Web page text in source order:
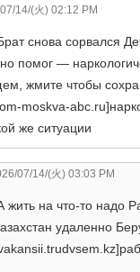
14/(火) 02:12 PM
снова сорвался
помог —
жмите чтобы
moskva-
же ситуации
07/14/(火) 03:03 PM
жить на что-то надо
удаленно